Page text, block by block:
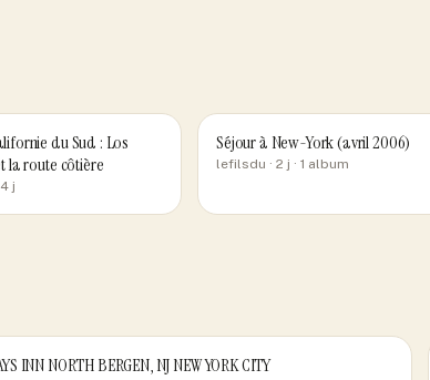
du Sud : Los
la route côtière
j
Séjour à New-York (avril 2006)
lefilsdu · 2 j · 1 album
INN NORTH BERGEN, NJ NEW YORK CITY